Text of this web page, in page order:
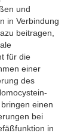
und
in Verbindung
beitragen,
für die
einer
des
einen
bei
in